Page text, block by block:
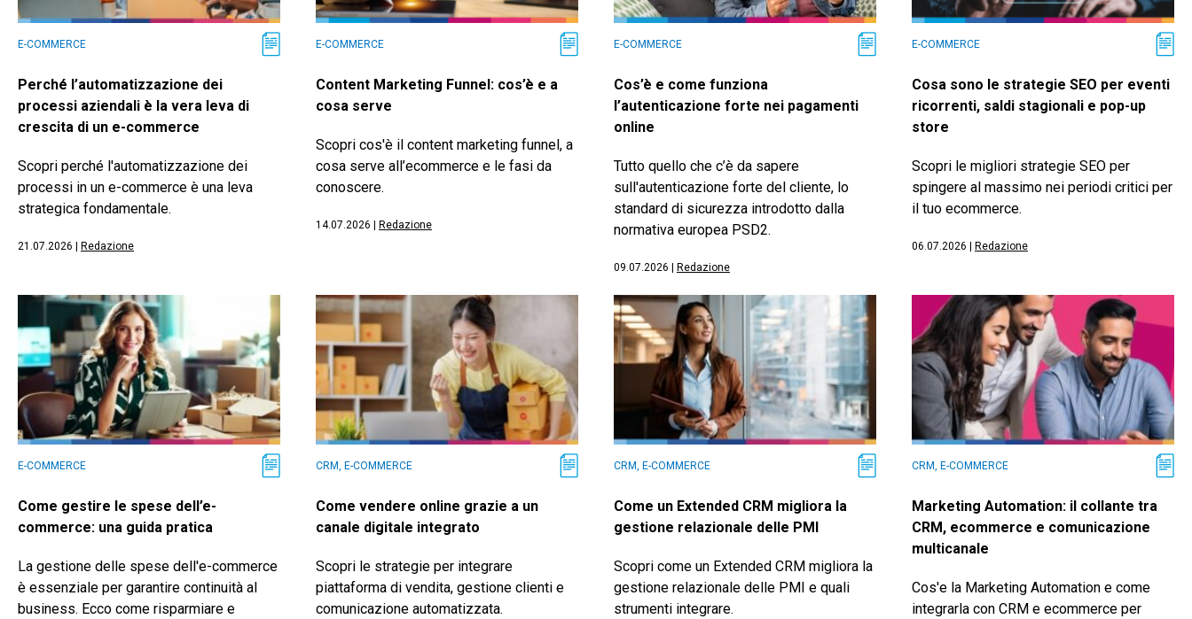
E-COMMERCE
Perché l’automatizzazione dei
processi aziendali è la vera leva di
crescita di un e-commerce
Scopri perché l'automatizzazione dei
processi in un e-commerce è una leva
strategica fondamentale.
21.07.2026 Redazione
E-COMMERCE
Content Marketing Funnel: cos’è e a
cosa serve
Scopri cos'è il content marketing funnel, a
cosa serve all’ecommerce e le fasi da
conoscere.
14.07.2026 Redazione
E-COMMERCE
Cos’è e come funziona
l’autenticazione forte nei pagamenti
online
Tutto quello che c’è da sapere
sull'autenticazione forte del cliente, lo
standard di sicurezza introdotto dalla
normativa europea PSD2.
09.07.2026 Redazione
E-COMMERCE
Cosa sono le strategie SEO per eventi
ricorrenti, saldi stagionali e pop-up
store
Scopri le migliori strategie SEO per
spingere al massimo nei periodi critici per
il tuo ecommerce.
06.07.2026 Redazione
E-COMMERCE
Come gestire le spese dell’e-
commerce: una guida pratica
La gestione delle spese dell'e-commerce
è essenziale per garantire continuità al
business. Ecco come risparmiare e
CRM, E-COMMERCE
Come vendere online grazie a un
canale digitale integrato
Scopri le strategie per integrare
piattaforma di vendita, gestione clienti e
comunicazione automatizzata.
CRM, E-COMMERCE
Come un Extended CRM migliora la
gestione relazionale delle PMI
Scopri come un Extended CRM migliora la
gestione relazionale delle PMI e quali
strumenti integrare.
CRM, E-COMMERCE
Marketing Automation: il collante tra
CRM, ecommerce e comunicazione
multicanale
Cos'e la Marketing Automation e come
integrarla con CRM e ecommerce per